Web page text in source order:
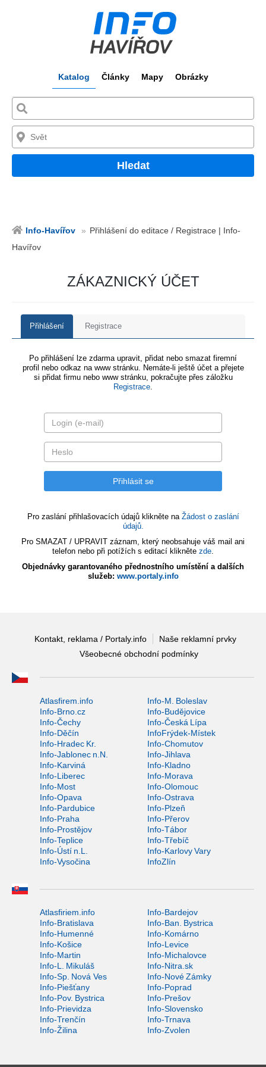
Katalog Články Mapy Obrázky
Hledat
Info-Havířov
Přihlášení do editace / Registrace | Info-
Havířov
ZÁKAZNICKÝ ÚČET
Přihlášení Registrace
Po přihlášení lze zdarma upravit, přidat nebo smazat firemní
profil nebo odkaz na www stránku. Nemáte-li ještě účet a přejete
si přidat firmu nebo www stránku, pokračujte přes záložku
Registrace.
Pro zaslání přihlašovacích údajů klikněte na Žádost o zaslání
údajů.
Pro SMAZAT / UPRAVIT záznam, který neobsahuje váš mail ani
telefon nebo při potížích s editací klikněte zde.
Objednávky garantovaného přednostního umístění a dalších
služeb: www.portaly.info
Kontakt, reklama / Portaly.info
Naše reklamní prvky
Všeobecné obchodní podmínky
Atlasfirem.info
Info-M. Boleslav
Info-Brno.cz
Info-Budějovice
Info-Čechy
Info-Česká Lípa
Info-Děčín
InfoFrýdek-Místek
Info-Hradec Kr.
Info-Chomutov
Info-Jablonec n.N.
Info-Jihlava
Info-Karviná
Info-Kladno
Info-Liberec
Info-Morava
Info-Most
Info-Olomouc
Info-Opava
Info-Ostrava
Info-Pardubice
Info-Plzeň
Info-Praha
Info-Přerov
Info-Prostějov
Info-Tábor
Info-Teplice
Info-Třebíč
Info-Ústí n.L.
Info-Karlovy Vary
Info-Vysočina
InfoZlín
Atlasfiriem.info
Info-Bardejov
Info-Bratislava
Info-Ban. Bystrica
Info-Humenné
Info-Komárno
Info-Košice
Info-Levice
Info-Martin
Info-Michalovce
Info-L. Mikuláš
Info-Nitra.sk
Info-Sp. Nová Ves
Info-Nové Zámky
Info-Piešťany
Info-Poprad
Info-Pov. Bystrica
Info-Prešov
Info-Prievidza
Info-Slovensko
Info-Trenčín
Info-Trnava
Info-Žilina
Info-Zvolen